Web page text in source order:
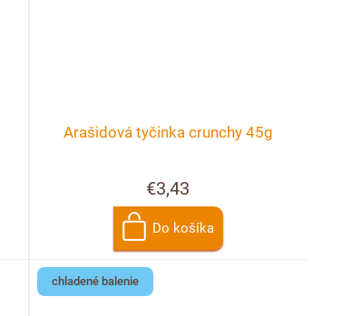
Arašidová tyčinka crunchy 45g
€3,43
Do košíka
chladené balenie